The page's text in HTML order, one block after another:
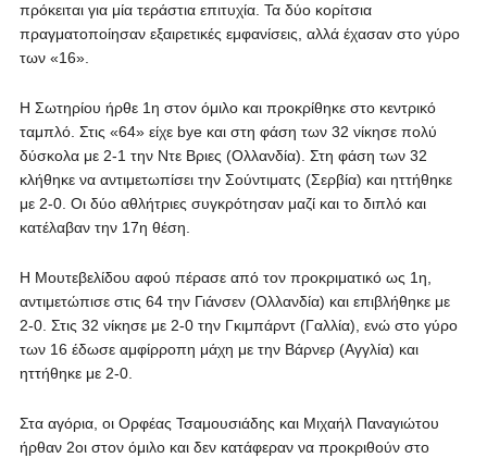
πρόκειται για μία τεράστια επιτυχία. Τα δύο κορίτσια
πραγματοποίησαν εξαιρετικές εμφανίσεις, αλλά έχασαν στο γύρο
των «16».
Η Σωτηρίου ήρθε 1η στον όμιλο και προκρίθηκε στο κεντρικό
ταμπλό. Στις «64» είχε bye και στη φάση των 32 νίκησε πολύ
δύσκολα με 2-1 την Ντε Βριες (Ολλανδία). Στη φάση των 32
κλήθηκε να αντιμετωπίσει την Σούντιματς (Σερβία) και ηττήθηκε
με 2-0. Οι δύο αθλήτριες συγκρότησαν μαζί και το διπλό και
κατέλαβαν την 17η θέση.
Η Μουτεβελίδου αφού πέρασε από τον προκριματικό ως 1η,
αντιμετώπισε στις 64 την Γιάνσεν (Ολλανδία) και επιβλήθηκε με
2-0. Στις 32 νίκησε με 2-0 την Γκιμπάρντ (Γαλλία), ενώ στο γύρο
των 16 έδωσε αμφίρροπη μάχη με την Βάρνερ (Αγγλία) και
ηττήθηκε με 2-0.
Στα αγόρια, οι Ορφέας Τσαμουσιάδης και Μιχαήλ Παναγιώτου
ήρθαν 2οι στον όμιλο και δεν κατάφεραν να προκριθούν στο